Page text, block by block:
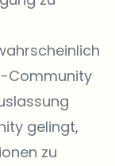
Community
gelingt,
zu